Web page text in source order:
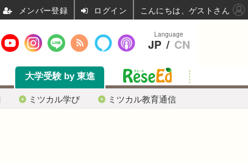
ミツカル学び ミツカル教育通信
大学受験 by 東進
Language
JP / CN
ログイン こんにちは、ゲストさん